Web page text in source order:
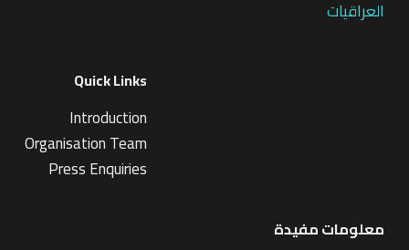
العراقيات
Quick Links
Introduction
Organisation Team
Press Enquiries
معلومات مفيدة